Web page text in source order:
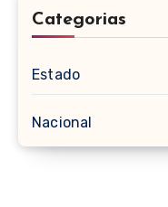
Categorias
Estado
Nacional